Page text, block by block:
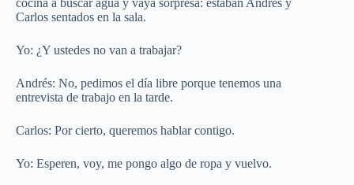
Carlos sentados en la sala.
Yo: ¿Y ustedes no van a trabajar?
Andrés: No, pedimos el día libre porque tenemos una
entrevista de trabajo en la tarde.
Carlos: Por cierto, queremos hablar contigo.
Yo: Esperen, voy, me pongo algo de ropa y vuelvo.